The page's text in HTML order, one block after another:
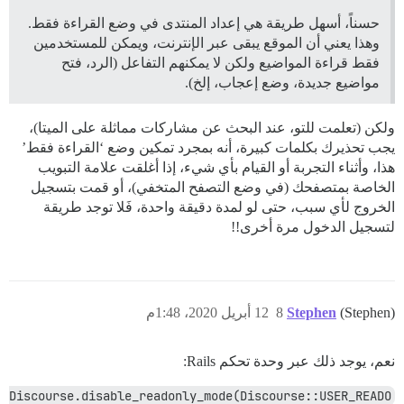
حسناً، أسهل طريقة هي إعداد المنتدى في وضع القراءة فقط.
وهذا يعني أن الموقع يبقى عبر الإنترنت، ويمكن للمستخدمين
فقط قراءة المواضيع ولكن لا يمكنهم التفاعل (الرد، فتح
مواضيع جديدة، وضع إعجاب، إلخ).
ولكن (تعلمت للتو، عند البحث عن مشاركات مماثلة على الميتا)،
يجب تحذيرك بكلمات كبيرة، أنه بمجرد تمكين وضع ‘القراءة فقط’
هذا، وأثناء التجربة أو القيام بأي شيء، إذا أغلقت علامة التبويب
الخاصة بمتصفحك (في وضع التصفح المتخفي)، أو قمت بتسجيل
الخروج لأي سبب، حتى لو لمدة دقيقة واحدة، فَلا توجد طريقة
لتسجيل الدخول مرة أخرى!!
Stephen (Stephen) 12 أبريل 2020، 1:48م 8
نعم، يوجد ذلك عبر وحدة تحكم Rails:
Discourse.disable_readonly_mode(Discourse::USER_READO